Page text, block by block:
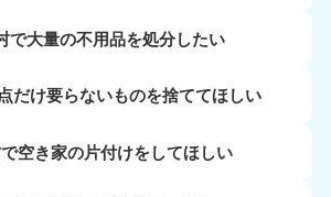
で大量の不用品を処分したい
だけ要らないものを捨ててほしい
空き家の片付けをしてほしい